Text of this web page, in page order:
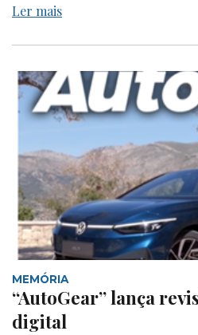
Ler mais
MEMÓRIA
“AutoGear” lança
digital